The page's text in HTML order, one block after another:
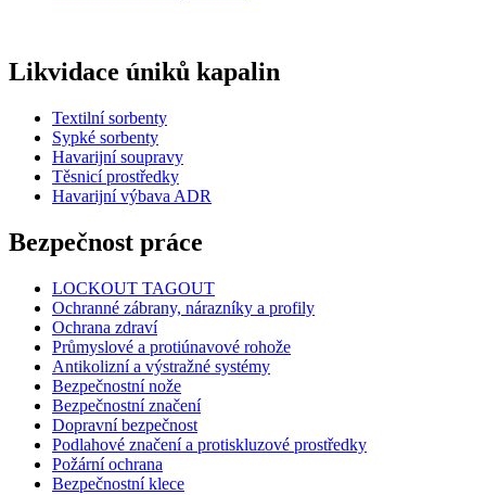
Likvidace úniků kapalin
Textilní sorbenty
Sypké sorbenty
Havarijní soupravy
Těsnicí prostředky
Havarijní výbava ADR
Bezpečnost práce
LOCKOUT TAGOUT
Ochranné zábrany, nárazníky a profily
Ochrana zdraví
Průmyslové a protiúnavové rohože
Antikolizní a výstražné systémy
Bezpečnostní nože
Bezpečnostní značení
Dopravní bezpečnost
Podlahové značení a protiskluzové prostředky
Požární ochrana
Bezpečnostní klece